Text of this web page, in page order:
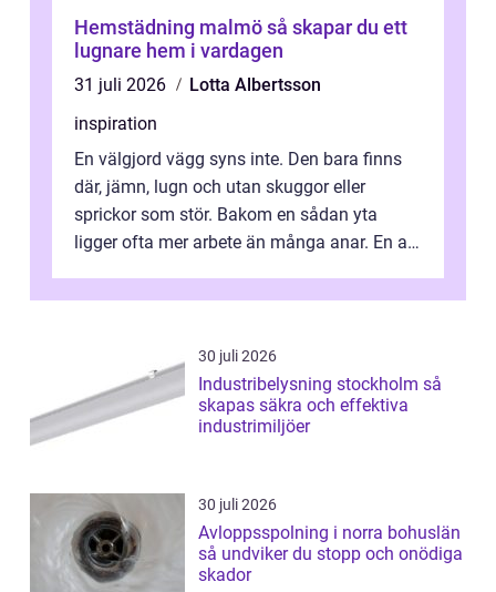
Hemstädning malmö så skapar du ett
lugnare hem i vardagen
31 juli 2026
Lotta Albertsson
inspiration
En välgjord vägg syns inte. Den bara finns
där, jämn, lugn och utan skuggor eller
sprickor som stör. Bakom en sådan yta
ligger ofta mer arbete än många anar. En av
30 juli 2026
Industribelysning stockholm så
skapas säkra och effektiva
industrimiljöer
30 juli 2026
Avloppsspolning i norra bohuslän
så undviker du stopp och onödiga
skador